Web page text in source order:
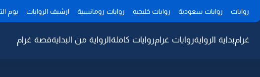
روايات روايات سعودية روايات خليجيه روايات رومانسية ارشيف الروايات يوم
غرامبداية الروايةروايات غرامروايات كاملةالرواية من البدايةقصة غرام